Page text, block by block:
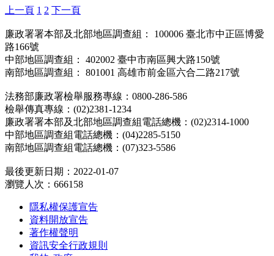
上一頁 1 2 下一頁
廉政署署本部及北部地區調查組： 100006 臺北市中正區博愛
路166號
中部地區調查組： 402002 臺中市南區興大路150號
南部地區調查組： 801001 高雄市前金區六合二路217號
法務部廉政署檢舉服務專線：0800-286-586
檢舉傳真專線：(02)2381-1234
廉政署署本部及北部地區調查組電話總機：(02)2314-1000
中部地區調查組電話總機：(04)2285-5150
南部地區調查組電話總機：(07)323-5586
最後更新日期：2022-01-07
瀏覽人次：666158
隱私權保護宣告
資料開放宣告
著作權聲明
資訊安全行政規則